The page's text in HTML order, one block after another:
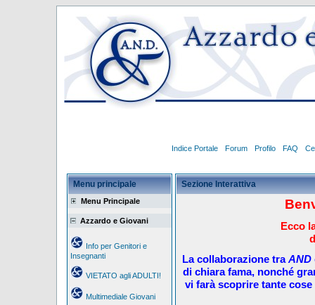
Indice Portale Forum Profilo FAQ
Menu principale
Menu Principale
Azzardo e Giovani
Info per Genitori e
Insegnanti
VIETATO agli ADULTI!
Multimediale Giovani
Sezione Interattiva
Ecco
La collaborazione traAND
di chiara fama, nonché
vi farà scoprire tante